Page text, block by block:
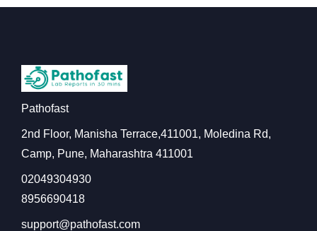
Pathofast
2nd Floor, Manisha Terrace,411001, Moledina Rd,
Camp, Pune, Maharashtra 411001
02049304930
8956690418
support@pathofast.com